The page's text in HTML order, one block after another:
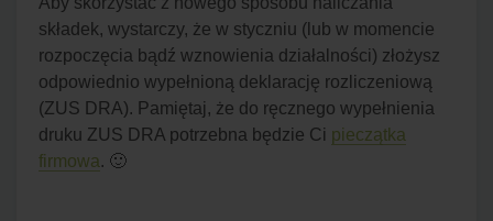
składek, wystarczy, że w styczniu (lub w momencie
rozpoczęcia bądź wznowienia działalności) złożysz
odpowiednio wypełnioną deklarację rozliczeniową
(ZUS DRA). Pamiętaj, że do ręcznego wypełnienia
druku ZUS DRA potrzebna będzie Ci pieczątka
firmowa. 🙂